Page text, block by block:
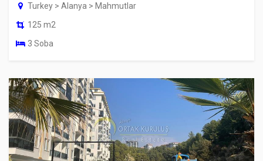
Turkey > Alanya > Mahmutlar
125 m2
3 Soba